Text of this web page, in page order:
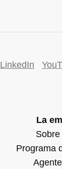
LinkedIn
La
Programa